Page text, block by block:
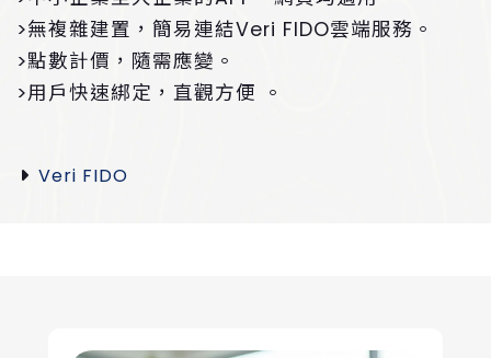
>無複雜建置，簡易連結Veri FIDO雲端服務。
>點數計價，隨需應變。
>用戶快速綁定，直觀方便 。
Veri FIDO